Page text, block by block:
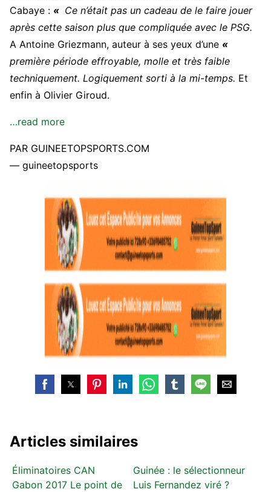
Cabaye : « Ce n’était pas un cadeau de le faire jouer
après cette saison plus que compliquée avec le PSG.
A Antoine Griezmann, auteur à ses yeux d’une «
première période effroyable, molle et très faible
techniquement. Logiquement sorti à la mi-temps. Et
enfin à Olivier Giroud.
…read more
PAR GUINEETOPSPORTS.COM
— guineetopsports
Articles similaires
Éliminatoires CAN
Gabon 2017 Le point de
Guinée : le sélectionneur
Luis Fernandez viré ?